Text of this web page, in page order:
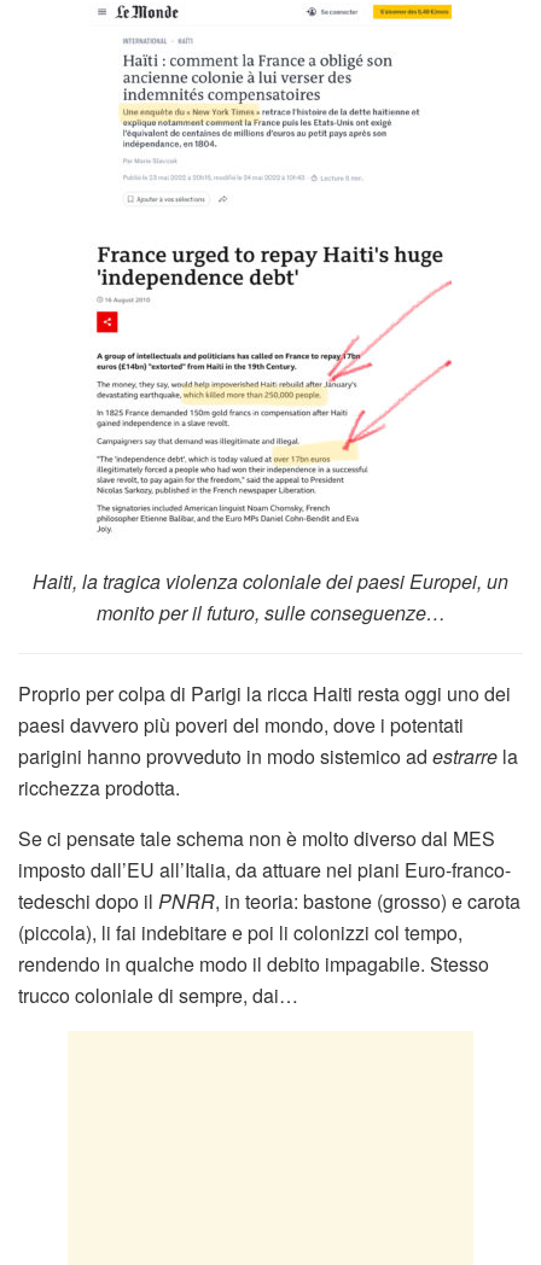
Haiti, la tragica violenza coloniale dei paesi Europei, un
monito per il futuro, sulle conseguenze…
Proprio per colpa di Parigi la ricca Haiti resta oggi uno dei
paesi davvero più poveri del mondo, dove i potentati
parigini hanno provveduto in modo sistemico ad estrarre la
ricchezza prodotta.
Se ci pensate tale schema non è molto diverso dal MES
imposto dall’EU all’Italia, da attuare nei piani Euro-franco-
tedeschi dopo il PNRR, in teoria: bastone (grosso) e carota
(piccola), li fai indebitare e poi li colonizzi col tempo,
rendendo in qualche modo il debito impagabile. Stesso
trucco coloniale di sempre, dai…